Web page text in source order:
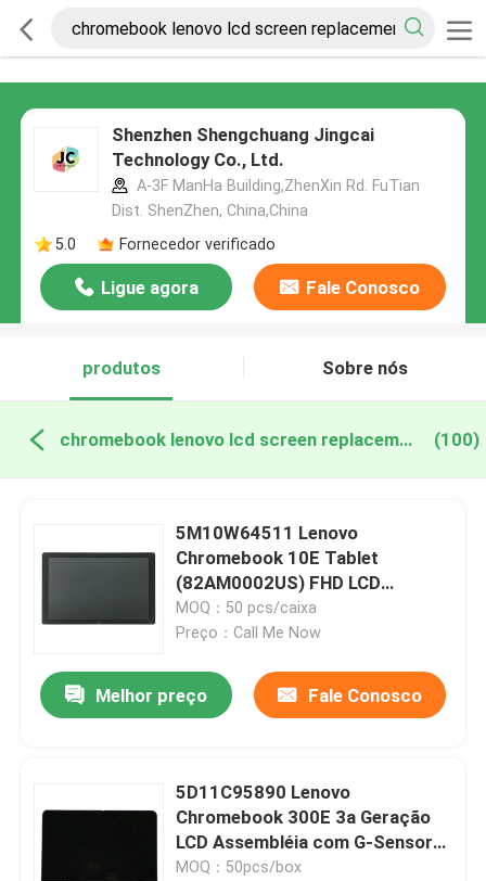
Shenzhen Shengchuang Jingcai
Technology Co., Ltd.
A-3F ManHa Building,ZhenXin Rd. FuTian
Dist. ShenZhen, China,China
5.0
Fornecedor verificado
Ligue agora Fale Conosco
produtos Sobre nós
chromebook lenovo lcd screen replacement fabricação online (100)
5M10W64511 Lenovo
Chromebook 10E Tablet
(82AM0002US) FHD LCD
Assembly com quadro
MOQ：50 pcs/caixa
Preço：Call Me Now
Melhor preço Fale Conosco
5D11C95890 Lenovo
Chromebook 300E 3a Geração
LCD Assembléia com G-Sensor
de Quadro
MOQ：50pcs/box